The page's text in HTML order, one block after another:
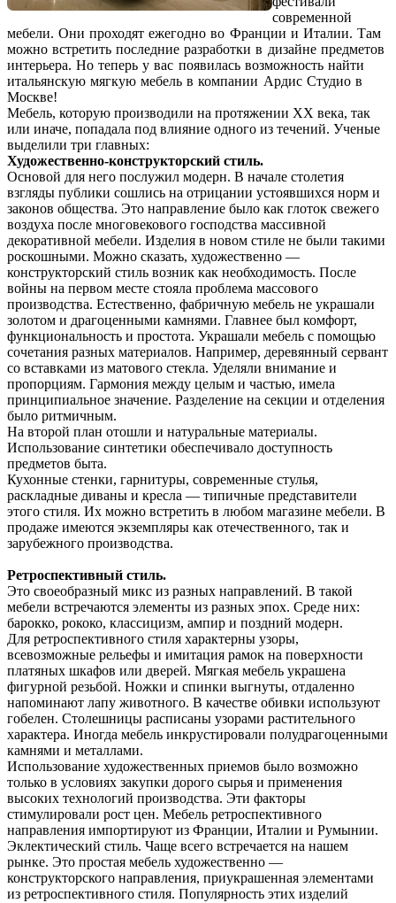
современной
мебели. Они проходят ежегодно во Франции и Италии. Там
можно встретить последние разработки в дизайне предметов
интерьера. Но теперь у вас появилась возможность найти
итальянскую мягкую мебель в компании Ардис Студио в
Москве!
Мебель, которую производили на протяжении XX века, так
или иначе, попадала под влияние одного из течений. Ученые
выделили три главных:
Художественно-конструкторский стиль.
Основой для него послужил модерн. В начале столетия
взгляды публики сошлись на отрицании устоявшихся норм и
законов общества. Это направление было как глоток свежего
воздуха после многовекового господства массивной
декоративной мебели. Изделия в новом стиле не были такими
роскошными. Можно сказать, художественно —
конструкторский стиль возник как необходимость. После
войны на первом месте стояла проблема массового
производства. Естественно, фабричную мебель не украшали
золотом и драгоценными камнями. Главнее был комфорт,
функциональность и простота. Украшали мебель с помощью
сочетания разных материалов. Например, деревянный сервант
со вставками из матового стекла. Уделяли внимание и
пропорциям. Гармония между целым и частью, имела
принципиальное значение. Разделение на секции и отделения
было ритмичным.
На второй план отошли и натуральные материалы.
Использование синтетики обеспечивало доступность
предметов быта.
Кухонные стенки, гарнитуры, современные стулья,
раскладные диваны и кресла — типичные представители
этого стиля. Их можно встретить в любом магазине мебели. В
продаже имеются экземпляры как отечественного, так и
зарубежного производства.
Ретроспективный стиль.
Это своеобразный микс из разных направлений. В такой
мебели встречаются элементы из разных эпох. Среде них:
барокко, рококо, классицизм, ампир и поздний модерн.
Для ретроспективного стиля характерны узоры,
всевозможные рельефы и имитация рамок на поверхности
платяных шкафов или дверей. Мягкая мебель украшена
фигурной резьбой. Ножки и спинки выгнуты, отдаленно
напоминают лапу животного. В качестве обивки используют
гобелен. Столешницы расписаны узорами растительного
характера. Иногда мебель инкрустировали полудрагоценными
камнями и металлами.
Использование художественных приемов было возможно
только в условиях закупки дорого сырья и применения
высоких технологий производства. Эти факторы
стимулировали рост цен. Мебель ретроспективного
направления импортируют из Франции, Италии и Румынии.
Эклектический стиль. Чаще всего встречается на нашем
рынке. Это простая мебель художественно —
конструкторского направления, приукрашенная элементами
из ретроспективного стиля. Популярность этих изделий